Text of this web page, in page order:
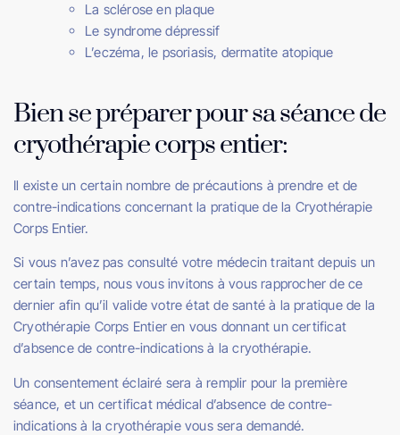
La sclérose en plaque
Le syndrome dépressif
L’eczéma, le psoriasis, dermatite atopique
Bien se préparer pour sa séance de
cryothérapie corps entier:
Il existe un certain nombre de précautions à prendre et de
contre-indications concernant la pratique de la Cryothérapie
Corps Entier.
Si vous n’avez pas consulté votre médecin traitant depuis un
certain temps, nous vous invitons à vous rapprocher de ce
dernier afin qu’il valide votre état de santé à la pratique de la
Cryothérapie Corps Entier en vous donnant un certificat
d’absence de contre-indications à la cryothérapie.
Un consentement éclairé sera à remplir pour la première
séance, et un certificat médical d’absence de contre-
indications à la cryothérapie vous sera demandé.